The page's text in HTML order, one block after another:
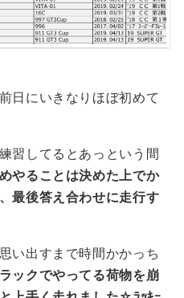
日にいきなりほぼ初めて
習してるとあっという間
やることは決めた上でか
最後答え合わせに走行す
い出すまで時間かかっち
ックでやってる荷物を崩